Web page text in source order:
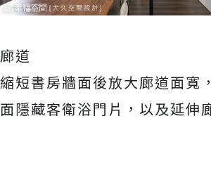
廊道
縮短書房牆面後放大廊道面寬
面隱藏客衛浴門片，以及延伸